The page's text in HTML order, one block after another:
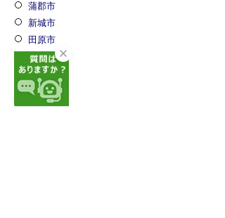
蒲郡市
新城市
田原市
設楽町
東栄町
豊根村